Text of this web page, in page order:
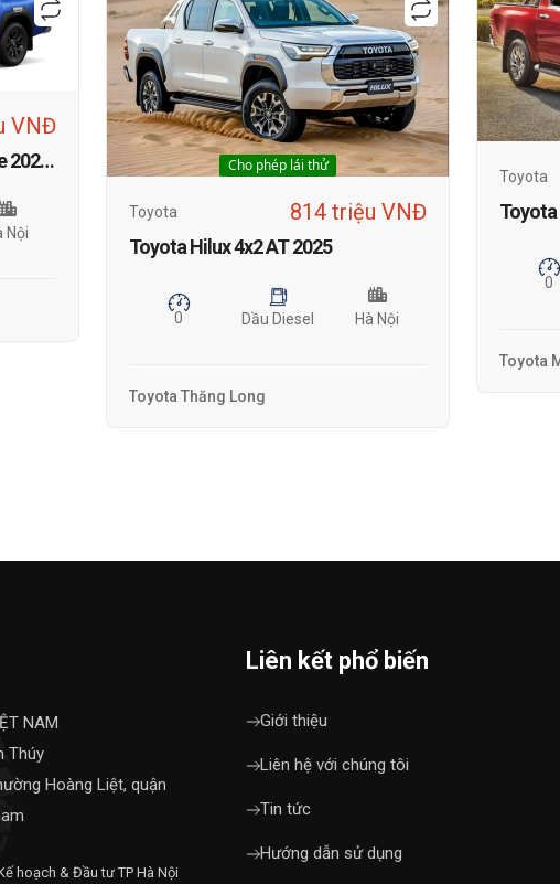
VNĐ
Toyota Hilux 4x2 AT Adventure 2025 MỚI
Nội
Cho phép lái thử
Toyota 814 triệu VNĐ
Toyota Hilux 4x2 AT 2025
0 Dầu Diesel Hà Nội
Toyota Thăng Long
Toyota
0
Toyota
NAM
Thúy
Hoàng Liệt, quận
hoạch & Đầu tư TP Hà Nội
Liên kết phổ biến
Giới thiệu
Liên hệ với chúng tôi
Tin tức
Hướng dẫn sử dụng